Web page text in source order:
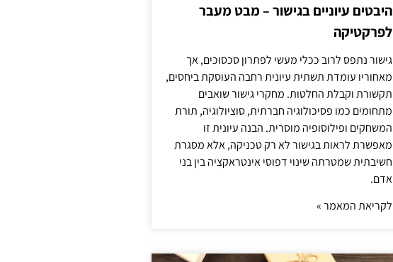
היבטים עיוניים בגישור – מבט מעבר
לפרקטיקה
גישור נתפס לרוב ככלי מעשי לפתרון סכסוכים, אך
מאחוריו עומדת תשתית עיונית רחבה העוסקת ביחסים,
תקשורת וקבלת החלטות. מחקרי גישור שואבים
מתחומים כמו פסיכולוגיה חברתית, סוציולוגיה, תורת
המשחקים ופילוסופיה מוסרית. הבנה עיונית זו
מאפשרת לראות בגישור לא רק טכניקה, אלא מסגרת
חשיבתית שמטרתה שינוי דפוסי אינטראקציה בין בני
אדם.
לקריאת המאמר »